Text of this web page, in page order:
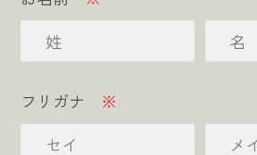
フリガナ ※